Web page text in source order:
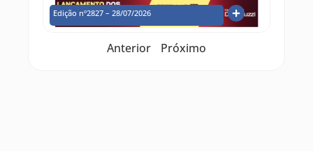
Edição nº2827 – 28/07/2026
Anterior Próximo